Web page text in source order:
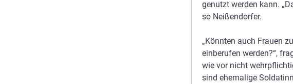
genutzt werden kann.
so Neißendorfer.
„Könnten auch Frauen
einberufen werden?“,
wie vor nicht
sind ehemalige